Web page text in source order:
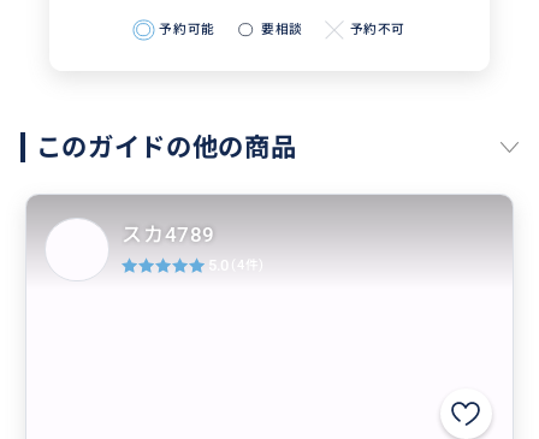
予約可能 要相談 予約不可
このガイドの他の商品
スカ4789
5.0 (4件)